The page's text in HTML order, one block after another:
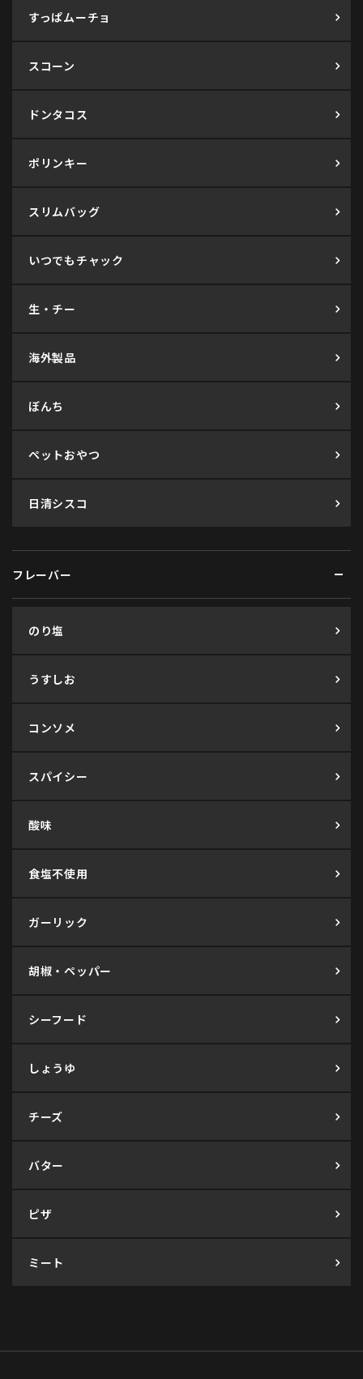
すっぱムーチョ
スコーン
ドンタコス
ポリンキー
スリムバッグ
いつでもチャック
生・チー
海外製品
ぼんち
ペットおやつ
日清シスコ
フレーバー
のり塩
うすしお
コンソメ
スパイシー
酸味
食塩不使用
ガーリック
胡椒・ペッパー
シーフード
しょうゆ
チーズ
バター
ピザ
ミート